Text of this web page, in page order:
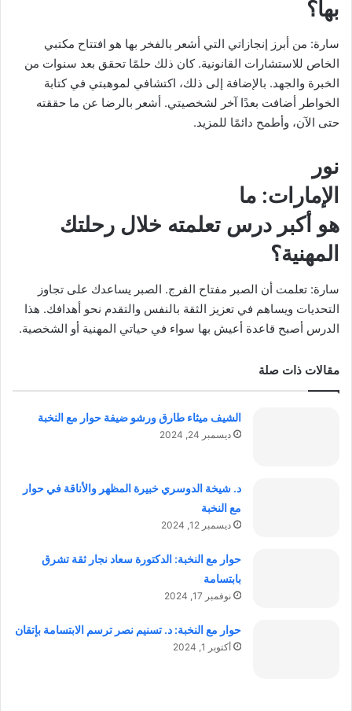
بها؟
سارة: من أبرز إنجازاتي التي أشعر بالفخر بها هو افتتاح مكتبي
الخاص للاستشارات القانونية. كان ذلك حلمًا تحقق بعد سنوات من
الخبرة والجهد. بالإضافة إلى ذلك، اكتشافي لموهبتي في كتابة
الخواطر أضافت بعدًا آخر لشخصيتي. أشعر بالرضا عن ما حققته
حتى الآن، وأطمح دائمًا للمزيد.
نور
الإمارات: ما
هو أكبر درس تعلمته خلال رحلتك
المهنية؟
سارة: تعلمت أن الصبر مفتاح الفرج. الصبر يساعدك على تجاوز
التحديات ويساهم في تعزيز الثقة بالنفس والتقدم نحو أهدافك. هذا
الدرس أصبح قاعدة أعيش بها سواء في حياتي المهنية أو الشخصية.
مقالات ذات صلة
الشيف ميثاء طارق ورشو ضيفة حوار مع النخبة
ديسمبر 24, 2024
د. شيخة الدوسري خبيرة المظهر والأناقة في حوار
مع النخبة
ديسمبر 12, 2024
حوار مع النخبة: الدكتورة سعاد نجار ثقة تشرق
بابتسامة
نوفمبر 17, 2024
حوار مع النخبة: د. تسنيم نصر ترسم الابتسامة بإتقان
أكتوبر 1, 2024